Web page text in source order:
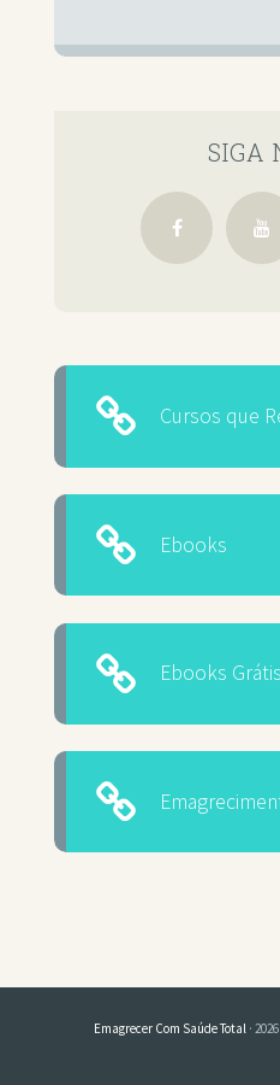
SIGA
Cursos que
Ebooks
Ebooks Grátis
Emagrecer Com Saúde Total ·